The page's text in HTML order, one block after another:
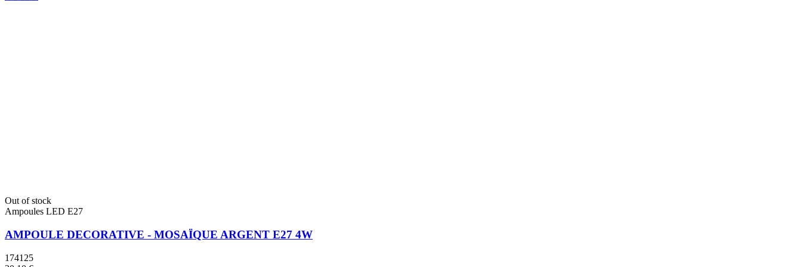
Out of stock
Ampoules LED E27
AMPOULE DECORATIVE - MOSAÏQUE ARGENT E27 4W
174125